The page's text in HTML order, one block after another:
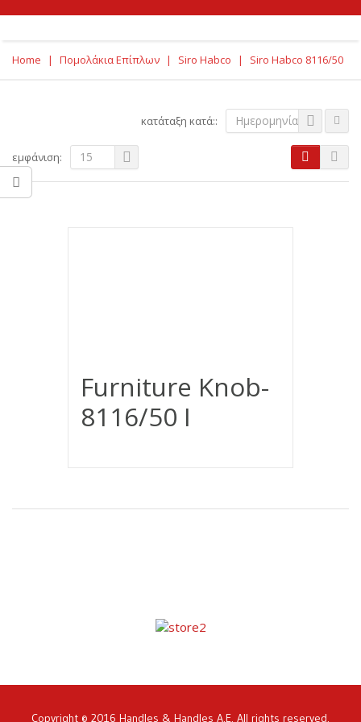
Home | Πομολάκια Επίπλων | Siro Habco | Siro Habco 8116/50
κατάταξη κατά:: Ημερομηνία
εμφάνιση: 15
Furniture Knob-
8116/50 I
Copyright © 2016 Handles & Handles A.E. All rights reserved.